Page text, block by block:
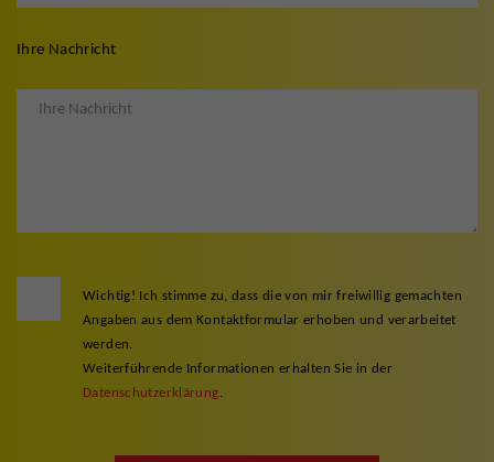
Ihre Nachricht
Wichtig! Ich stimme zu, dass die von mir freiwillig gemachten
Angaben aus dem Kontaktformular erhoben und verarbeitet
werden.
Weiterführende Informationen erhalten Sie in der
Datenschutzerklärung